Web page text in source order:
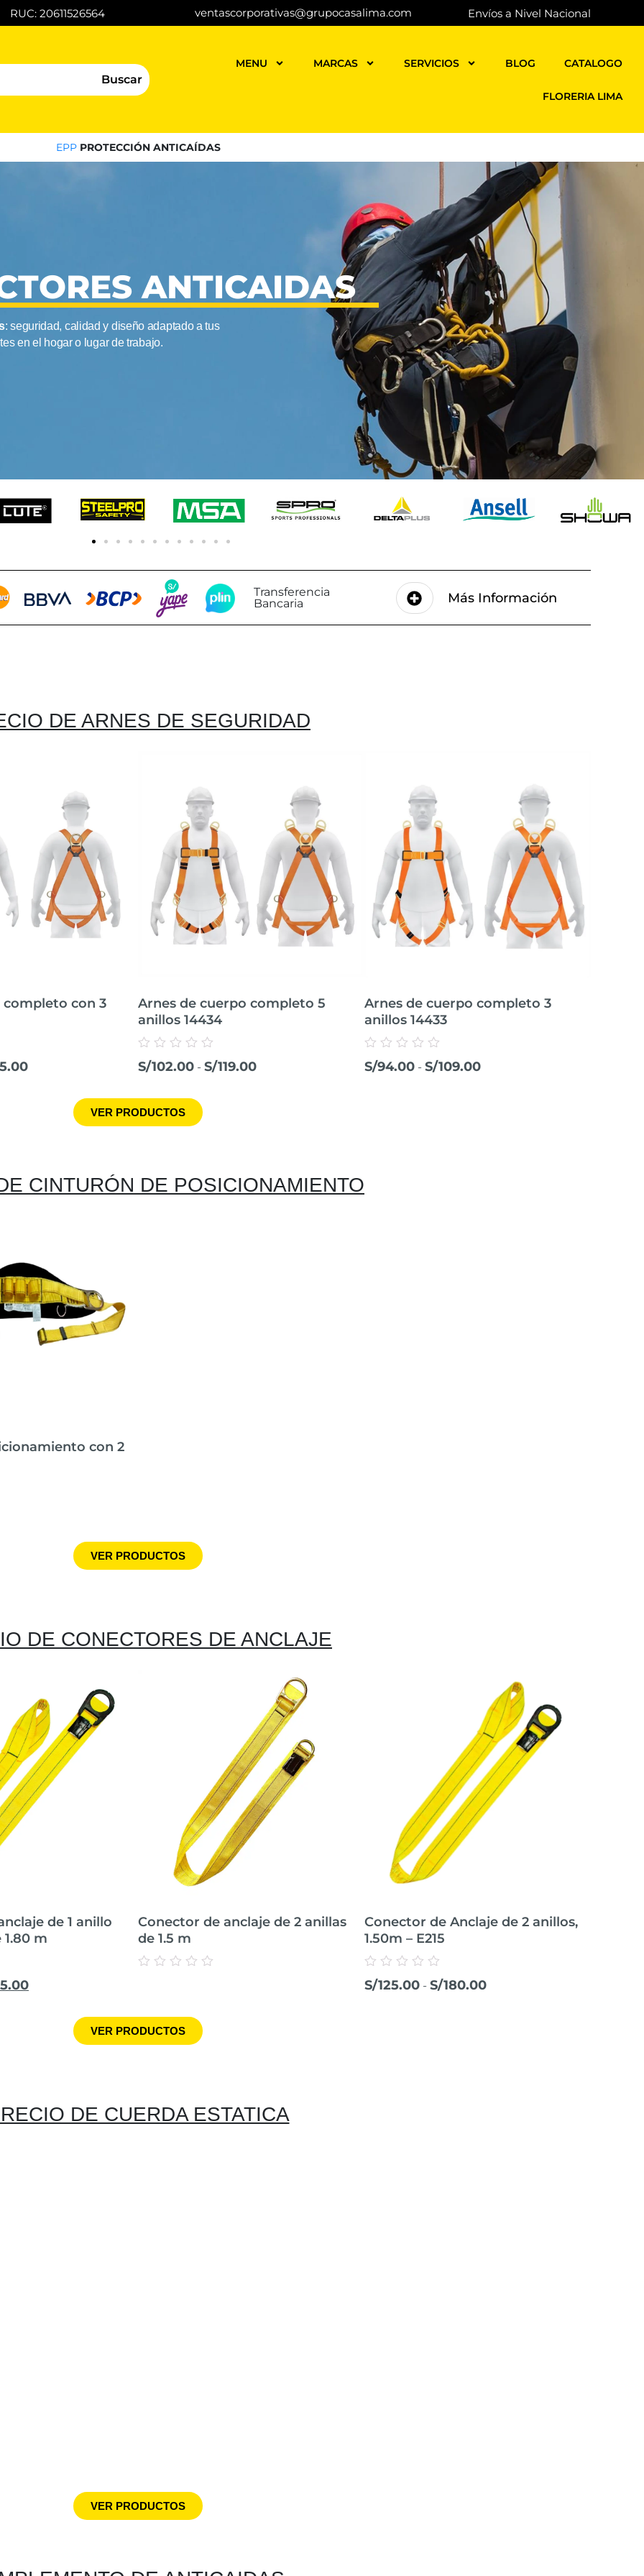
RUC: 20611526564 ventascorporativas@grupocasalima.com Envíos a Nivel Nacional
Buscar
MENU MARCAS SERVICIOS BLOG CATALOGO
FLORERIA LIMA
EPP PROTECCIÓN ANTICAÍDAS
ANTICAIDAS
: seguridad, calidad y diseño adaptado a tus
en el hogar o lugar de trabajo.
Transferencia
Bancaria
Más Información
DE ARNES DE SEGURIDAD
completo con 3
Arnes de cuerpo completo 5
anillos 14434
Valorado
con
S/102.00 - S/119.00
Arnes de cuerpo completo 3
anillos 14433
Valorado
con
S/94.00 - S/109.00
VER PRODUCTOS
CINTURÓN DE POSICIONAMIENTO
con 2
VER PRODUCTOS
DE CONECTORES DE ANCLAJE
de 1 anillo
m
Conector de anclaje de 2 anillas
de 1.5 m
Conector de Anclaje de 2 anillos,
1.50m – E215
Valorado
con
S/125.00 - S/180.00
VER PRODUCTOS
DE CUERDA ESTATICA
VER PRODUCTOS